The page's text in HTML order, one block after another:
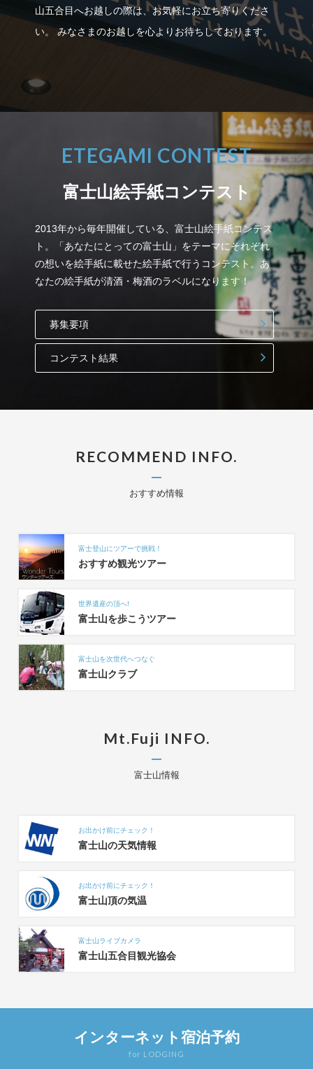
山五合目へお越しの際は、お気軽にお立ち寄りくださ
い。
みなさまのお越しを心よりお待ちしております。
ETEGAMI CONTEST
富士山絵手紙コンテスト
2013年から毎年開催している、富士山絵手紙コンテス
ト。「あなたにとっての富士山」をテーマにそれぞれ
の想いを絵手紙に載せた絵手紙で行うコンテスト。あ
なたの絵手紙が清酒・梅酒のラベルになります！
募集要項
コンテスト結果
RECOMMEND INFO.
おすすめ情報
富士登山にツアーで挑戦！
おすすめ観光ツアー
世界遺産の頂へ!
富士山を歩こうツアー
富士山を次世代へつなぐ
富士山クラブ
Mt.Fuji INFO.
富士山情報
お出かけ前にチェック！
富士山の天気情報
お出かけ前にチェック！
富士山頂の気温
富士山ライブカメラ
富士山五合目観光協会
インターネット宿泊予約
for LODGING